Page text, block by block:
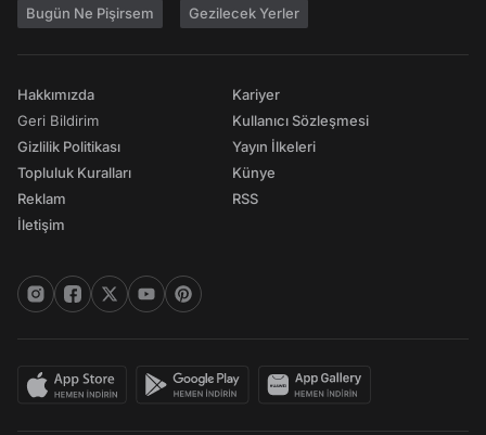
Bugün Ne Pişirsem Gezilecek Yerler
Hakkımızda
Geri Bildirim
Gizlilik Politikası
Topluluk Kuralları
Reklam
İletişim
Kariyer
Kullanıcı Sözleşmesi
Yayın İlkeleri
Künye
RSS